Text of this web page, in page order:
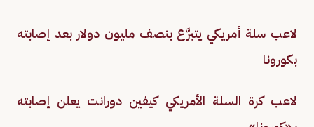
لاعب سلة أمريكي يتبرَّع بنصف مليون دولار بعد إصابته
بكورونا
لاعب كرة السلة الأمريكي كيفين دورانت يعلن إصابته